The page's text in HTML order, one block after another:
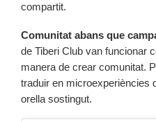
compartit.
Comunitat abans que
de Tiberi Club van funcionar
manera de crear comunitat.
traduir en microexperiències
orella sostingut.